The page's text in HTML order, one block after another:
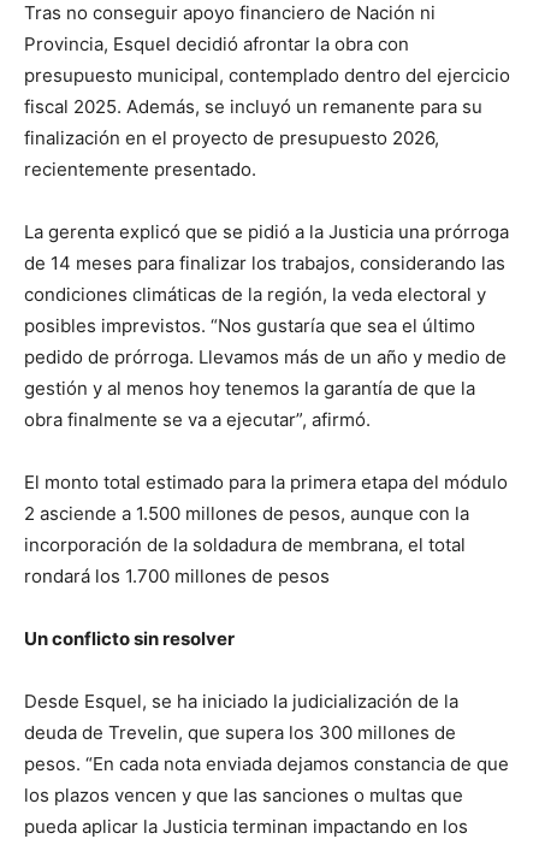
Tras no conseguir apoyo financiero de Nación ni
Provincia, Esquel decidió afrontar la obra con
presupuesto municipal, contemplado dentro del ejercicio
fiscal 2025. Además, se incluyó un remanente para su
finalización en el proyecto de presupuesto 2026,
recientemente presentado.
La gerenta explicó que se pidió a la Justicia una prórroga
de 14 meses para finalizar los trabajos, considerando las
condiciones climáticas de la región, la veda electoral y
posibles imprevistos. “Nos gustaría que sea el último
pedido de prórroga. Llevamos más de un año y medio de
gestión y al menos hoy tenemos la garantía de que la
obra finalmente se va a ejecutar”, afirmó.
El monto total estimado para la primera etapa del módulo
2 asciende a 1.500 millones de pesos, aunque con la
incorporación de la soldadura de membrana, el total
rondará los 1.700 millones de pesos
Un conflicto sin resolver
Desde Esquel, se ha iniciado la judicialización de la
deuda de Trevelin, que supera los 300 millones de
pesos. “En cada nota enviada dejamos constancia de que
los plazos vencen y que las sanciones o multas que
pueda aplicar la Justicia terminan impactando en los